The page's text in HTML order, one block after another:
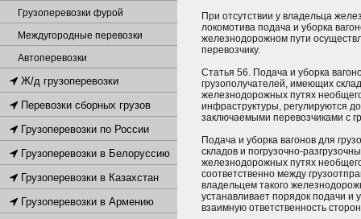
При отсутствии у владельца
локомотива подача и уборка
железнодорожном пути
перевозчику.
Статья 56. Подача и уборка
грузополучателей, имеющих
железнодорожных путях
инфраструктуры, регулируются
заключаемыми перевозчиками с
Подача и уборка вагонов для
складов и погрузочно-
железнодорожных путях
соответственно между
владельцем такого
устанавливает порядок подачи и
взаимную ответственность
Грузоперевозки фурой
Междугородные перевозки
Автоперевозки
Ж/д грузоперевозки
Перевозки сборных грузов
Грузоперевозки по России
Грузоперевозки в Белоруссию
Грузоперевозки в Казахстан
Грузоперевозки в Армению